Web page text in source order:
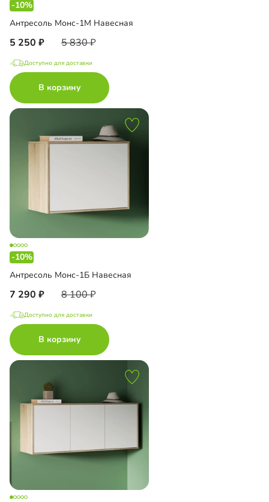
-10%
Антресоль Монс-1М Навесная
5 250 5 830
Доступно для доставки
В корзину
-10%
Антресоль Монс-1Б Навесная
7 290 8 100
Доступно для доставки
В корзину